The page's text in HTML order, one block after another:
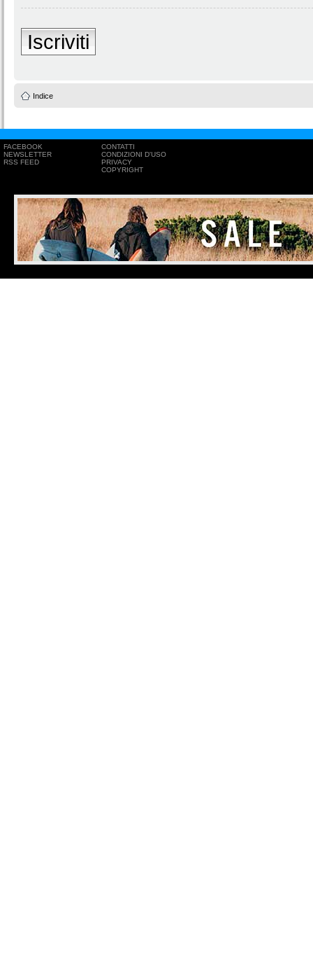
Iscriviti
Indice
FACEBOOK
NEWSLETTER
RSS FEED
CONTATTI
CONDIZIONI D'USO
PRIVACY
COPYRIGHT